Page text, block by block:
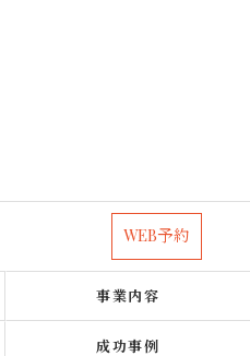
WEB予約
事業内容
成功事例